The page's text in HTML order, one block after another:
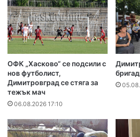
ОФК „Хасково“ се подсили с
нов футболист,
Димитровград се стяга за
тежък мач
06.08.2026 17:10